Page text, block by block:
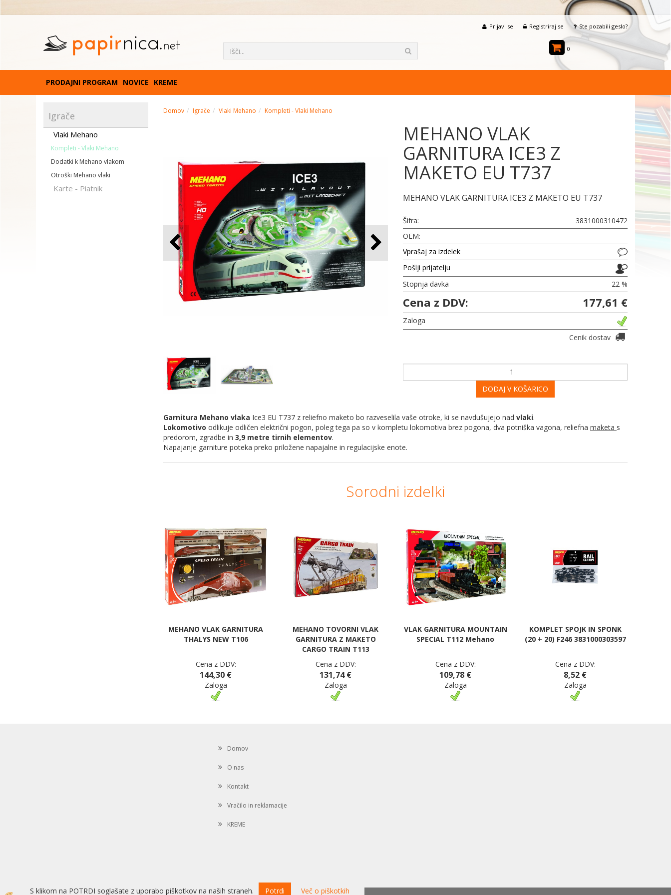
Prijavi se Registriraj se Ste pozabili geslo?
0
PRODAJNI PROGRAM NOVICE KREME
Igrače
Vlaki Mehano
Kompleti - Vlaki Mehano
Dodatki k Mehano vlakom
Otroški Mehano vlaki
Karte - Piatnik
Domov Igrače Vlaki Mehano Kompleti - Vlaki Mehano
MEHANO VLAK
GARNITURA ICE3 Z
MAKETO EU T737
MEHANO VLAK GARNITURA ICE3 Z MAKETO EU T737
Šifra:
3831000310472
OEM:
Vprašaj za izdelek
Pošlji prijatelju
Stopnja davka
22 %
Cena z DDV: 177,61 €
Zaloga
Cenik dostav
DODAJ V KOŠARICO
Garnitura Mehano vlaka Ice3 EU T737 z reliefno maketo bo razveselila vaše otroke, ki se navdušujejo nad vlaki.
Lokomotivo odlikuje odličen električni pogon, poleg tega pa so v kompletu lokomotiva brez pogona, dva potniška vagona, reliefna maketa s
predorom, zgradbe in 3,9 metre tirnih elementov.
Napajanje garniture poteka preko priložene napajalne in regulacijske enote.
Sorodni izdelki
MEHANO VLAK GARNITURA
THALYS NEW T106
Cena z DDV:
144,30 €
Zaloga
MEHANO TOVORNI VLAK
GARNITURA Z MAKETO
CARGO TRAIN T113
Cena z DDV:
131,74 €
Zaloga
VLAK GARNITURA MOUNTAIN
SPECIAL T112 Mehano
Cena z DDV:
109,78 €
Zaloga
KOMPLET SPOJK IN SPONK
(20 + 20) F246 3831000303597
Cena z DDV:
8,52 €
Zaloga
Domov
O nas
Kontakt
Vračilo in reklamacije
KREME
S klikom na POTRDI soglašate z uporabo piškotkov na naših straneh. Potrdi Več o piškotkih